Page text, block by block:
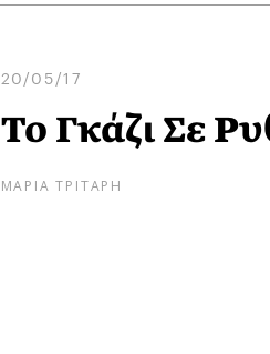
20/05/17
Το Γκάζι Σε
ΜΑΡΙΑ ΤΡΙΤΑΡΗ